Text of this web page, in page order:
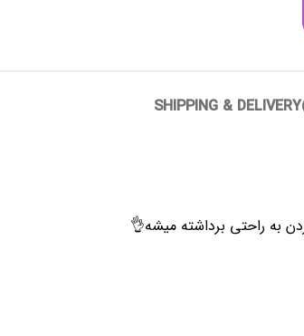
SHIPPING & DELIVERY
راحتی برداشته میشه👌